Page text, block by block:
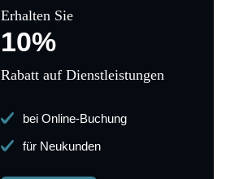
Erhalten Sie
10%
Rabatt auf Dienstleistungen
bei Online-Buchung
für Neukunden